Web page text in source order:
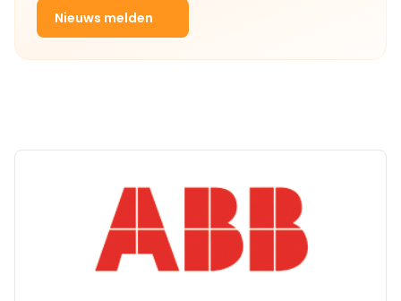
Nieuws melden